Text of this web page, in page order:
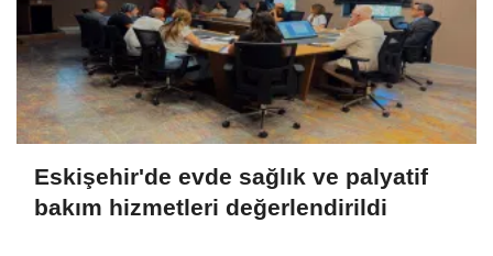
Eskişehir'de evde sağlık ve palyatif
bakım hizmetleri değerlendirildi